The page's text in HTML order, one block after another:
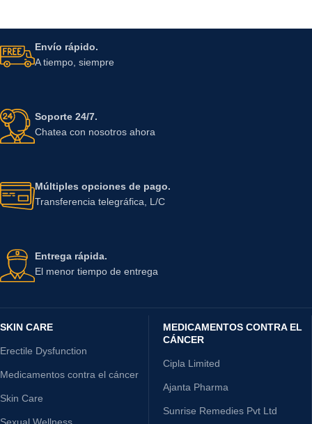
Envío rápido.
A tiempo, siempre
Soporte 24/7.
Chatea con nosotros ahora
Múltiples opciones de pago.
Transferencia telegráfica, L/C
Entrega rápida.
El menor tiempo de entrega
SKIN CARE
Erectile Dysfunction
Medicamentos contra el cáncer
Skin Care
Sexual Wellness
MEDICAMENTOS CONTRA EL
CÁNCER
Cipla Limited
Ajanta Pharma
Sunrise Remedies Pvt Ltd